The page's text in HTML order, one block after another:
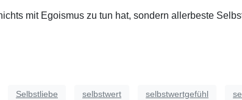
mit Egoismus zu tun hat, sondern allerbeste
Selbstliebe selbstwert selbstwertgefühl